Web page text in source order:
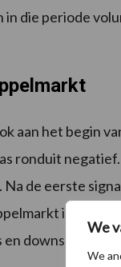
We
We
die periode
aan het begin
ronduit
de eerste
in het
downs